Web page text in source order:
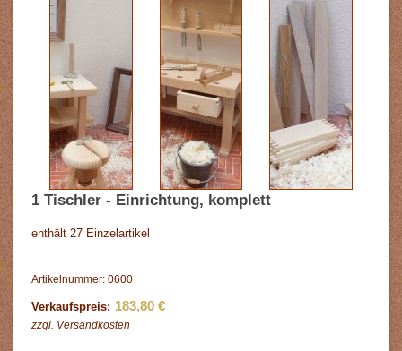
1 Tischler - Einrichtung, komplett
enthält 27 Einzelartikel
Artikelnummer: 0600
Verkaufspreis: 183,80 €
zzgl. Versandkosten